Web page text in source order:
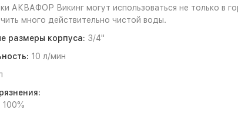
АКВАФОР Викинг могут использоваться не только в
много действительно чистой воды.
размеры корпуса: 3/4"
10 л/мин
100%